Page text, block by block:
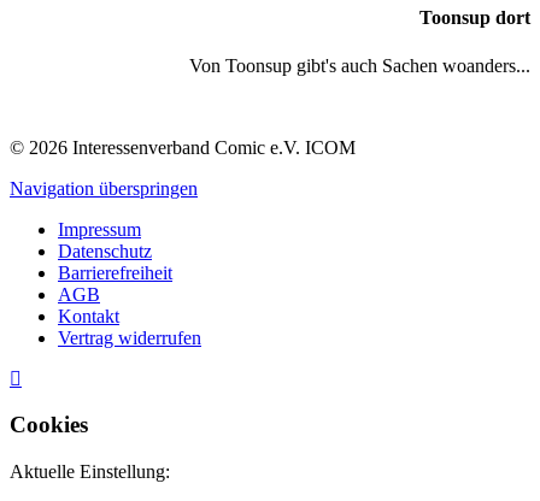
Toonsup dort
Von Toonsup gibt's auch Sachen woanders...
© 2026 Interessenverband Comic e.V. ICOM
Navigation überspringen
Impressum
Datenschutz
Barrierefreiheit
AGB
Kontakt
Vertrag widerrufen
Cookies
Aktuelle Einstellung: